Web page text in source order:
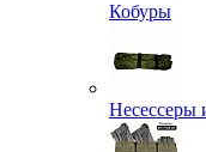
Кобуры
Несессеры